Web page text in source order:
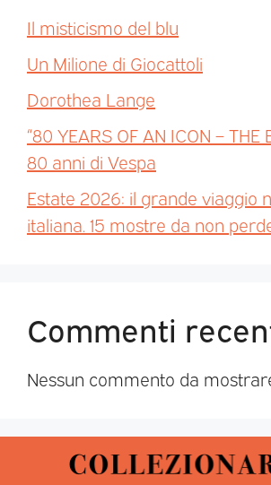
Il misticismo del blu
Un Milione di Giocattoli
Dorothea Lange
“80 YEARS OF AN ICON – THE
80 anni di Vespa
Estate 2026: il grande viaggio
italiana. 15 mostre da non
Commenti
Nessun commento da